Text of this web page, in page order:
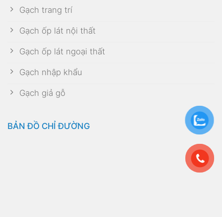
Gạch trang trí
Gạch ốp lát nội thất
Gạch ốp lát ngoại thất
Gạch nhập khẩu
Gạch giả gỗ
BẢN ĐỒ CHỈ ĐƯỜNG